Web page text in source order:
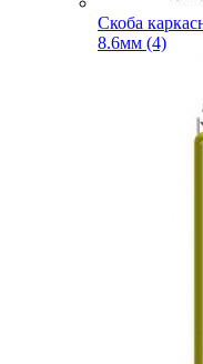
Скоба
8.6мм (4)